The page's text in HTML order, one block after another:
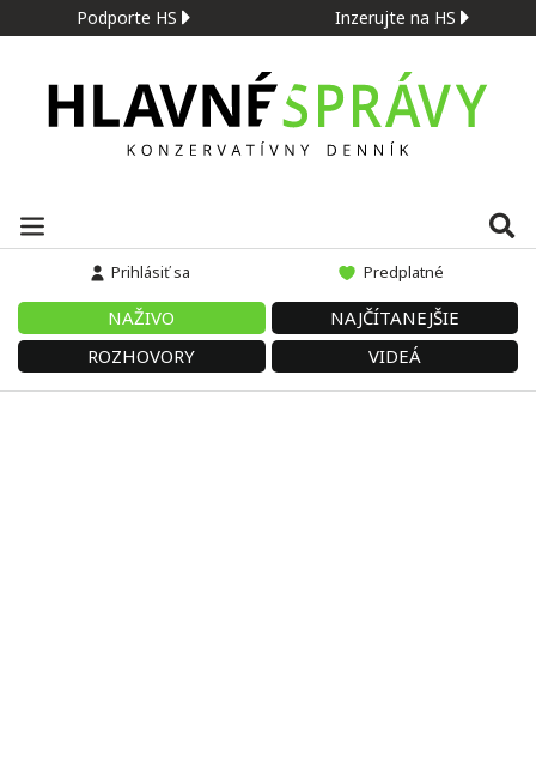
Podporte HS Inzerujte na HS
Prihlásiť sa Predplatné
NAŽIVO
NAJČÍTANEJŠIE
ROZHOVORY
VIDEÁ